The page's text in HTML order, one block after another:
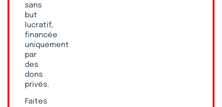
sans
but
lucratif,
financée
uniquement
par
des
dons
privés.
Faites